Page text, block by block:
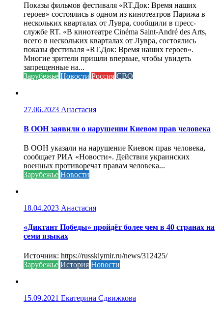
Показы фильмов фестиваля «RT.Док: Время наших
героев» состоялись в одном из кинотеатров Парижа в
нескольких кварталах от Лувра, сообщили в пресс-
службе RT. «В кинотеатре Cinéma Saint-André des Arts,
всего в нескольких кварталах от Лувра, состоялись
показы фестиваля «RT.Док: Время наших героев».
Многие зрители пришли впервые, чтобы увидеть
запрещенные на...
Зарубежье Новости Россия СВО
27.06.2023 Анастасия
В ООН заявили о нарушении Киевом прав человека
В ООН указали на нарушение Киевом прав человека,
сообщает РИА «Новости». Действия украинских
военных противоречат правам человека...
Зарубежье Новости
18.04.2023 Анастасия
«Диктант Победы» пройдёт более чем в 40 странах на
семи языках
Источник: https://russkiymir.ru/news/312425/
Зарубежье История Новости
15.09.2021 Екатерина Сдвижкова